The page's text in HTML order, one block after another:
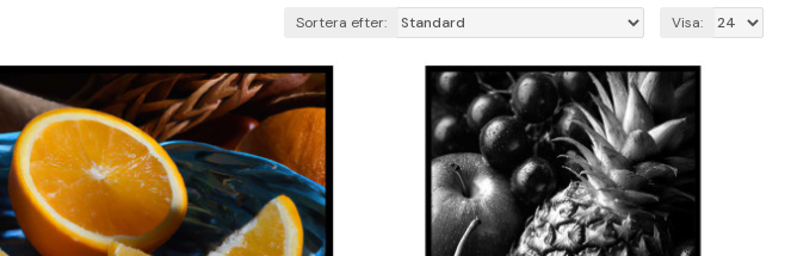
Sortera efter: Visa: